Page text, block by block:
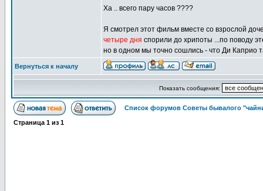
Ха .. всего пару часов ????
Я смотрел этот фильм вместе со взрослой
четыре дня спорили до хрипоты ...по поводу
но в одном мы точно сошлись - что Ди Каприо
Вернуться к началу
Показать сообщения:
Список форумов Советы бывалого
Страница 1 из 1